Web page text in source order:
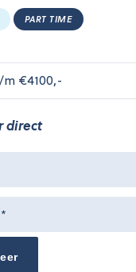
PART TIME
€4100,-
direct